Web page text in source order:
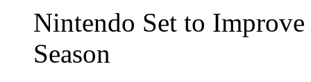
Nintendo Set to
Season